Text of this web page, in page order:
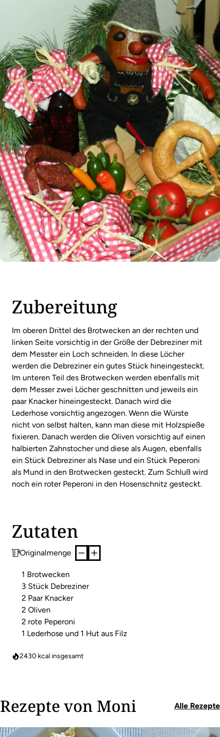
Zubereitung
Im oberen Drittel des Brotwecken an der rechten und
linken Seite vorsichtig in der Größe der Debreziner mit
dem Messter ein Loch schneiden. In diese Löcher
werden die Debreziner ein gutes Stück hineingesteckt.
Im unteren Teil des Brotwecken werden ebenfalls mit
dem Messer zwei Löcher geschnitten und jeweils ein
paar Knacker hineingesteckt. Danach wird die
Lederhose vorsichtig angezogen. Wenn die Würste
nicht von selbst halten, kann man diese mit Holzspieße
fixieren. Danach werden die Oliven vorsichtig auf einen
halbierten Zahnstocher und diese als Augen, ebenfalls
ein Stück Debreziner als Nase und ein Stück Peperoni
als Mund in den Brotwecken gesteckt. Zum Schluß wird
noch ein roter Peperoni in den Hosenschnitz gesteckt.
Zutaten
Originalmenge
1 Brotwecken
3 Stück Debreziner
2 Paar Knacker
2 Oliven
2 rote Peperoni
1 Lederhose und 1 Hut aus Filz
2430 kcal insgesamt
Rezepte von Moni Alle Rezepte